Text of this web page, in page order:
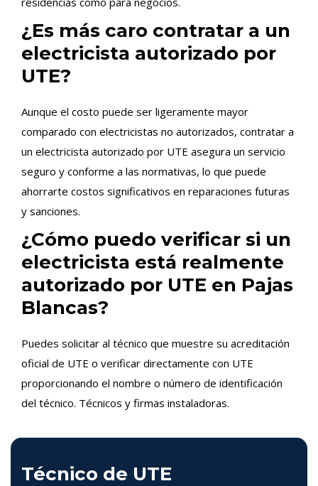
¿Es más caro contratar a un
electricista autorizado por
UTE?
Aunque el costo puede ser ligeramente mayor
comparado con electricistas no autorizados, contratar a
un electricista autorizado por UTE asegura un servicio
seguro y conforme a las normativas, lo que puede
ahorrarte costos significativos en reparaciones futuras
y sanciones.
¿Cómo puedo verificar si un
electricista está realmente
autorizado por UTE en Pajas
Blancas?
Puedes solicitar al técnico que muestre su acreditación
oficial de UTE o verificar directamente con UTE
proporcionando el nombre o número de identificación
del técnico. Técnicos y firmas instaladoras.
Técnico de UTE